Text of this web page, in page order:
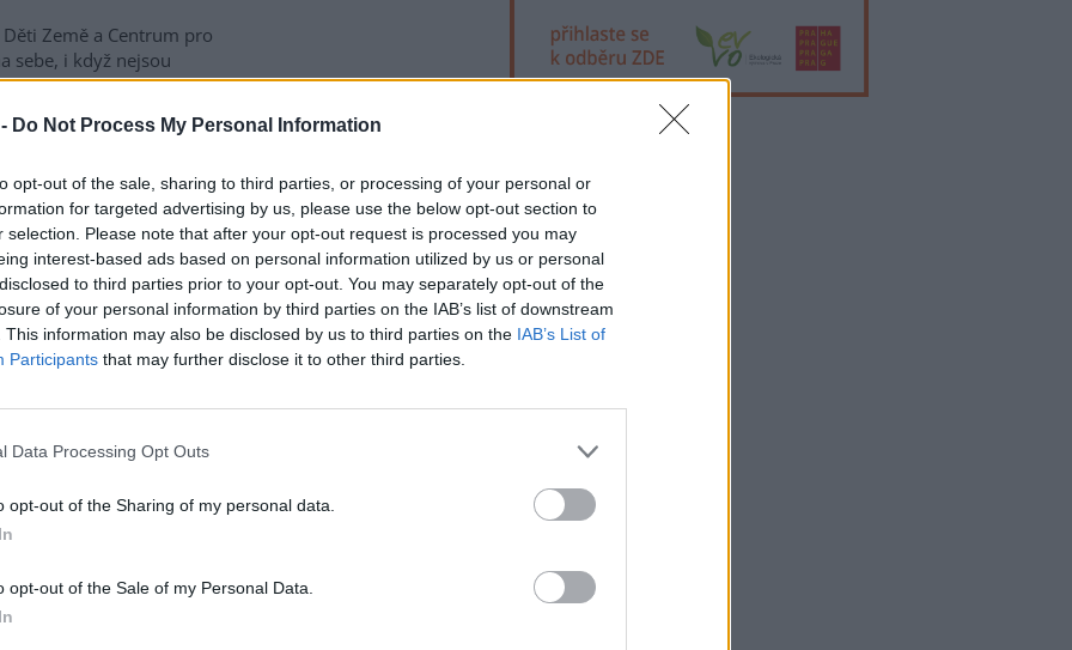
Do Not Process My Personal Information
opt-out of the sale, sharing to third parties, or processing of your personal or
for targeted advertising by us, please use the below opt-out section to
selection. Please note that after your opt-out request is processed you may
interest-based ads based on personal information utilized by us or personal
to third parties prior to your opt-out. You may separately opt-out of the
of your personal information by third parties on the IAB’s list of downstream
This information may also be disclosed by us to third parties on the IAB’s List of
Participants that may further disclose it to other third parties.
Data Processing Opt Outs
opt-out of the Sharing of my personal data.
opt-out of the Sale of my Personal Data.
Země a Centrum pro
sebe, i když nejsou
"EIA - posuzování
zákona dává prostor
oprávněných zájmů
svých nebo jiných subjektů,
a ŽP příliš společného.
jediný případ, že
pouze ochranu životního
vyjádření k těžbě
jak vyvrátit údajné
přece zveřejnit na
orgánů a obcí k těžbě
kterých se píše v Ekolistu.
devastaci Chráněné